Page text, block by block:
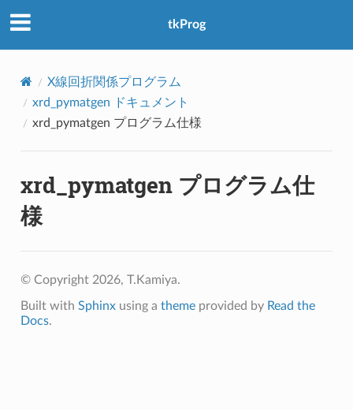
tkProg
X線回折関係プログラム
xrd_pymatgen ドキュメント
xrd_pymatgen プログラム仕様
xrd_pymatgen プログラム仕
様
© Copyright 2026, T.Kamiya.
Built with Sphinxusing a themeprovided by Read the
Docs.
アクセス数：0